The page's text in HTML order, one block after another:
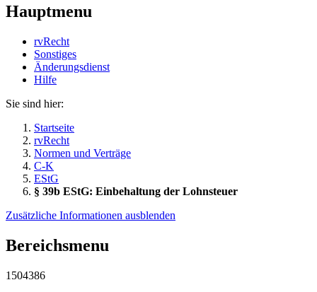
Hauptmenu
rvRecht
Sonstiges
Änderungsdienst
Hil­fe
Sie sind hier:
Startseite
rvRecht
Normen und Verträge
C-K
EStG
§ 39b EStG: Einbehaltung der Lohnsteuer
Zusätzliche Informationen ausblenden
Bereichsmenu
1504386